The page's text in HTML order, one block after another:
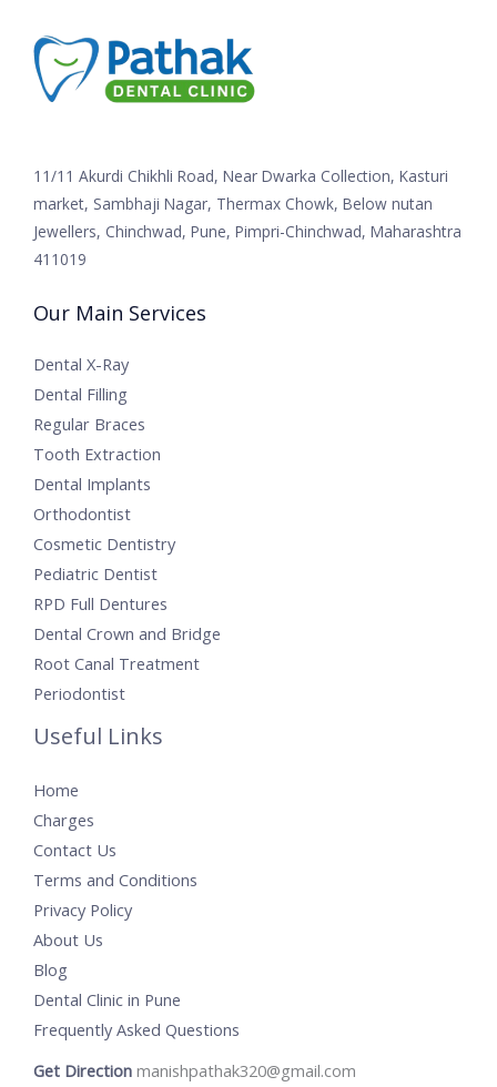
11/11 Akurdi Chikhli Road, Near Dwarka Collection, Kasturi
market, Sambhaji Nagar, Thermax Chowk, Below nutan
Jewellers, Chinchwad, Pune, Pimpri-Chinchwad, Maharashtra
411019
Our Main Services
Dental X-Ray
Dental Filling
Regular Braces
Tooth Extraction
Dental Implants
Orthodontist
Cosmetic Dentistry
Pediatric Dentist
RPD Full Dentures
Dental Crown and Bridge
Root Canal Treatment
Periodontist
Useful Links
Home
Charges
Contact Us
Terms and Conditions
Privacy Policy
About Us
Blog
Dental Clinic in Pune
Frequently Asked Questions
Get Direction manishpathak320@gmail.com